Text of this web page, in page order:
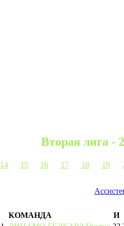
Вторая лига -
14 15 16 17 18 19
КОМАНДА И